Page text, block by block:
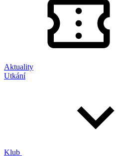
Aktuality
Utkání
Klub